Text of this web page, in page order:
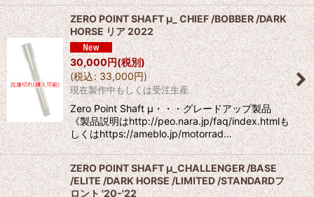
ZERO POINT SHAFT μ_ CHIEF /BOBBER /DARK
HORSE リア 2022
30,000円(税別)
(税込: 33,000円)
現在製作中もしくは受注生産
Zero Point Shaft μ・・・グレードアップ製品
《製品説明はhttp://peo.nara.jp/faq/index.htmlも
しくはhttps://ameblo.jp/motorrad…
ZERO POINT SHAFT μ_CHALLENGER /BASE
/ELITE /DARK HORSE /LIMITED /STANDARDフ
ロント '20-'22